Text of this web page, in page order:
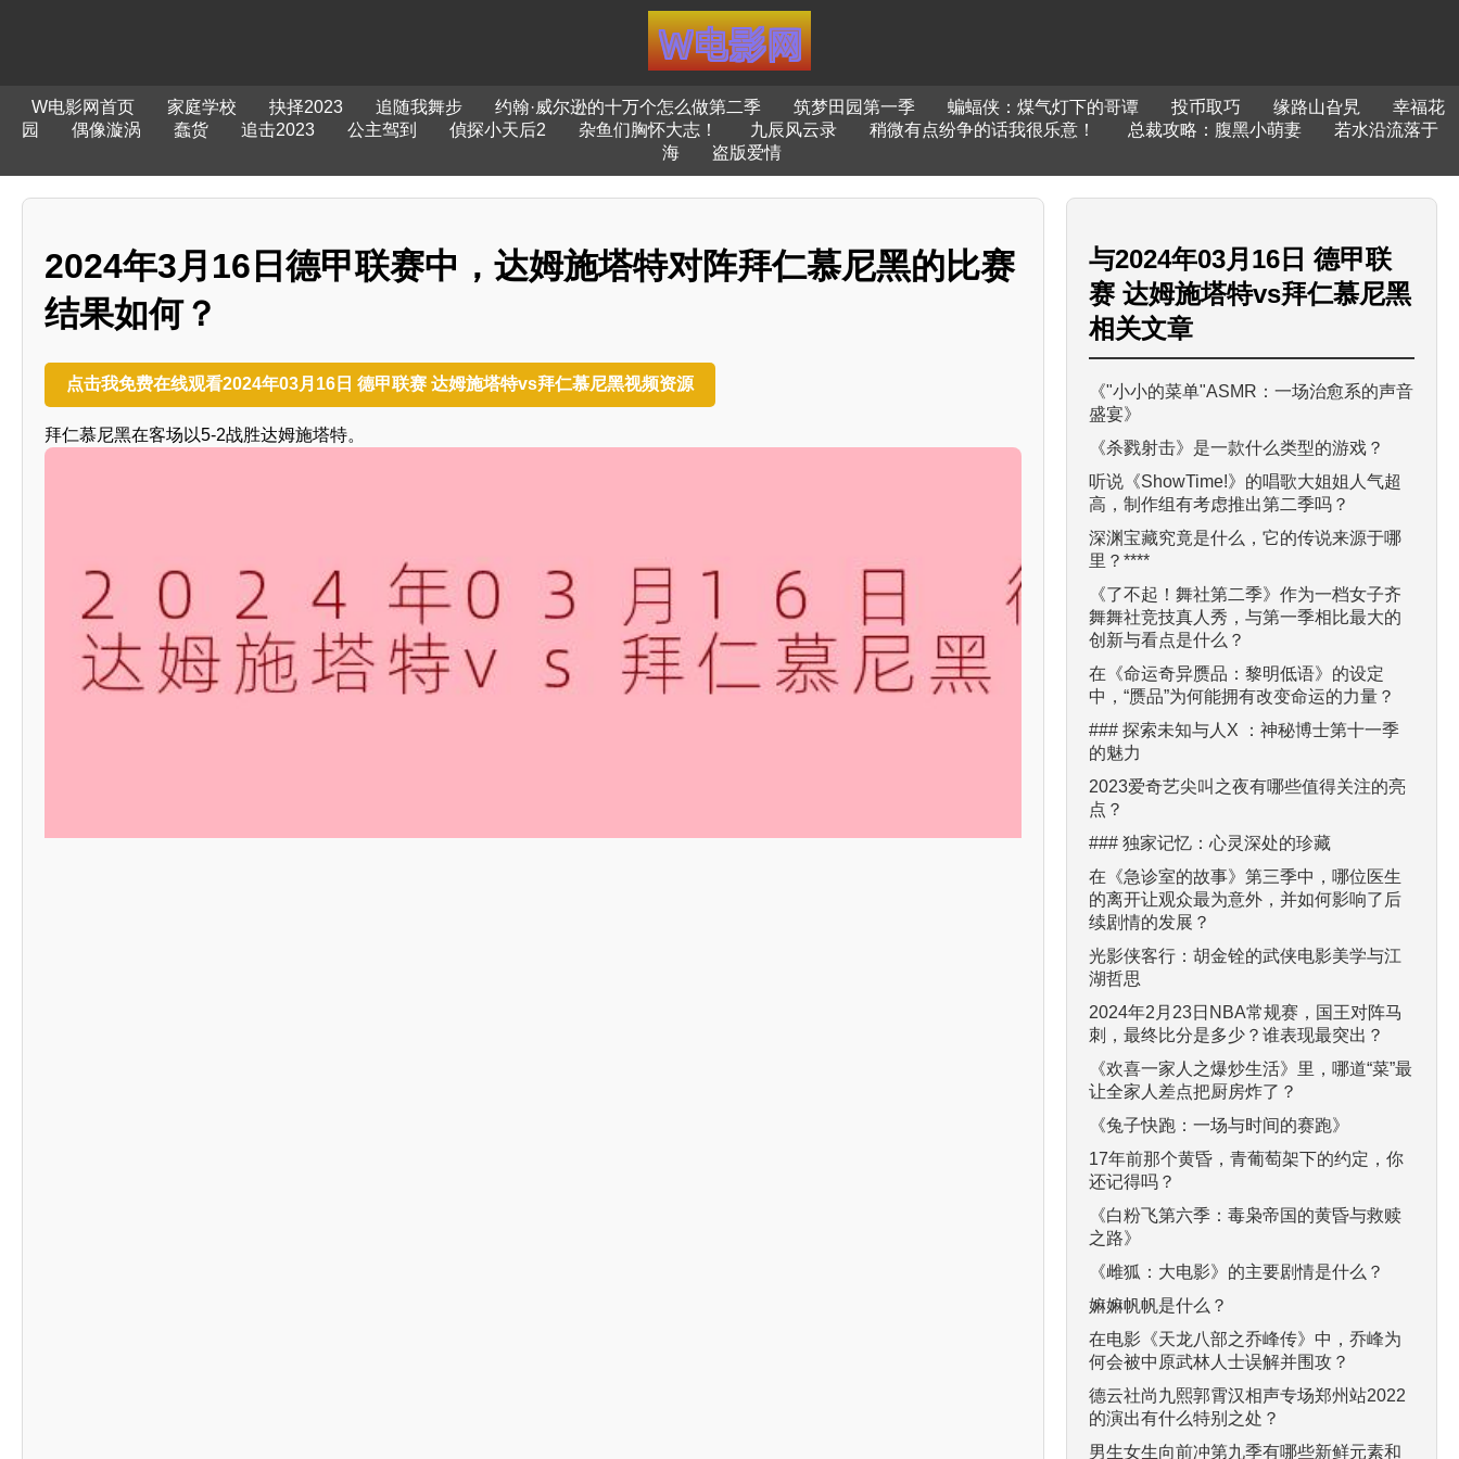
W电影网首页 家庭学校 抉择2023 追随我舞步 约翰·威尔逊的十万个怎么做第二季 筑梦田园第一季 蝙蝠侠：煤气灯下的哥谭 投币取巧 缘路山旮旯
幸福花
园
偶像漩涡 蠢货 追击2023 公主驾到 偵探小天后2 杂鱼们胸怀大志！ 九辰风云录 稍微有点纷争的话我很乐意！ 总裁攻略：腹黑小萌妻
若水沿流落于
海
盗版爱情
2024年3月16日德甲联赛中，达姆施塔特对阵拜仁慕尼黑的比赛
结果如何？
点击我免费在线观看2024年03月16日 德甲联赛 达姆施塔特vs拜仁慕尼黑视频资源
拜仁慕尼黑在客场以5-2战胜达姆施塔特。
与2024年03月16日 德甲联
赛 达姆施塔特vs拜仁慕尼黑
相关文章
《"小小的菜单"ASMR：一场治愈系的声音
盛宴》
《杀戮射击》是一款什么类型的游戏？
听说《ShowTime!》的唱歌大姐姐人气超
高，制作组有考虑推出第二季吗？
深渊宝藏究竟是什么，它的传说来源于哪
里？****
《了不起！舞社第二季》作为一档女子齐
舞舞社竞技真人秀，与第一季相比最大的
创新与看点是什么？
在《命运奇异赝品：黎明低语》的设定
中，“赝品”为何能拥有改变命运的力量？
### 探索未知与人X ：神秘博士第十一季
的魅力
2023爱奇艺尖叫之夜有哪些值得关注的亮
点？
### 独家记忆：心灵深处的珍藏
在《急诊室的故事》第三季中，哪位医生
的离开让观众最为意外，并如何影响了后
续剧情的发展？
光影侠客行：胡金铨的武侠电影美学与江
湖哲思
2024年2月23日NBA常规赛，国王对阵马
刺，最终比分是多少？谁表现最突出？
《欢喜一家人之爆炒生活》里，哪道“菜”最
让全家人差点把厨房炸了？
《兔子快跑：一场与时间的赛跑》
17年前那个黄昏，青葡萄架下的约定，你
还记得吗？
《白粉飞第六季：毒枭帝国的黄昏与救赎
之路》
《雌狐：大电影》的主要剧情是什么？
嫲嫲帆帆是什么？
在电影《天龙八部之乔峰传》中，乔峰为
何会被中原武林人士误解并围攻？
德云社尚九熙郭霄汉相声专场郑州站2022
的演出有什么特别之处？
男生女生向前冲第九季有哪些新鲜元素和